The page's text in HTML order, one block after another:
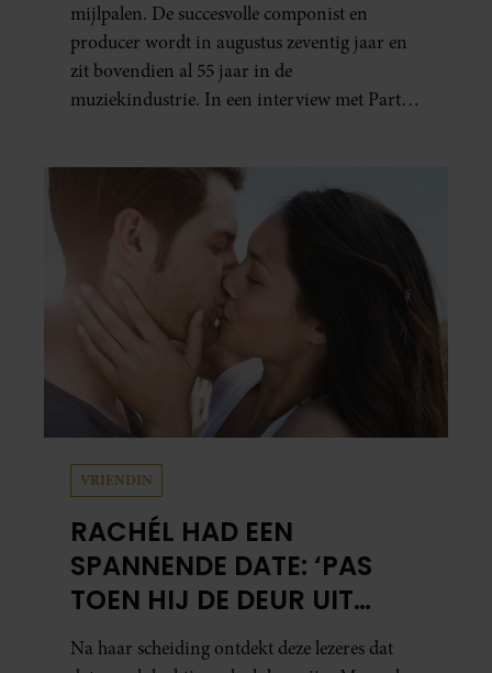
mijlpalen. De succesvolle componist en
producer wordt in augustus zeventig jaar en
zit bovendien al 55 jaar in de
muziekindustrie. In een interview met Party
waar zijn prioriteiten tegenwoordig liggen:
zijn gezin.
VRIENDIN
RACHÉL HAD EEN
SPANNENDE DATE: ‘PAS
TOEN HIJ DE DEUR UIT
WAS, BESEFTE IK WAT ER
Na haar scheiding ontdekt deze lezeres dat